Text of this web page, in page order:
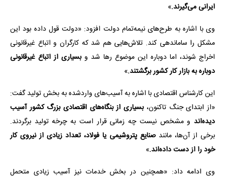
ایرانی می‌گیرند.»
وی با اشاره به طرح‌های نیمه‌تمام دولت افزود: «دولت قول داده بود این
مشکل را ساماندهی کند. تلاش‌هایی هم شد که کارگران و اتباع غیرقانونی
اخراج شوند، اما دوباره این موضوع رها شد وبسیاری از اتباع غیرقانونی
دوباره به بازار کار کشور برگشتند.»
این کارشناس اقتصادی با اشاره به آسیب‌های واردشده به بخش تولید گفت:
«از ابتدای جنگ تاکنون،بسیاری از بنگاه‌های اقتصادی بزرگ کشور آسیب
دیده‌اند و مشخص نیست چه زمانی قرار است به چرخه تولید برگردند.
برخی از آن‌ها، مانند صنایع پتروشیمی یا فولاد، تعداد زیادی از نیروی کار
خود را از دست داده‌اند.»
وی ادامه داد: «همچنین در بخش خدمات نیز آسیب زیادی متحمل